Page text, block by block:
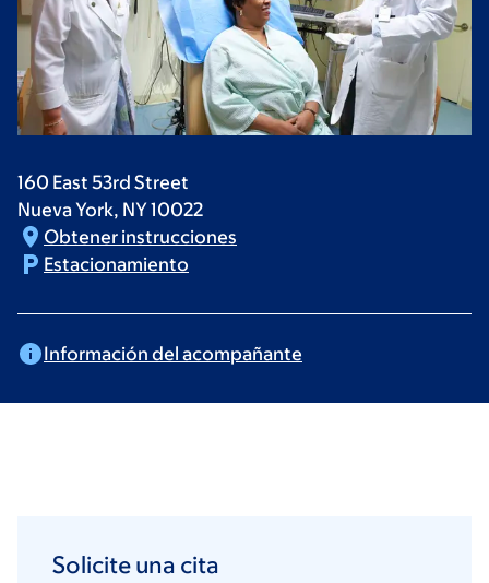
160 East 53rd Street
Nueva York, NY10022
Obtener instrucciones
Estacionamiento
Información del acompañante
Solicite una cita